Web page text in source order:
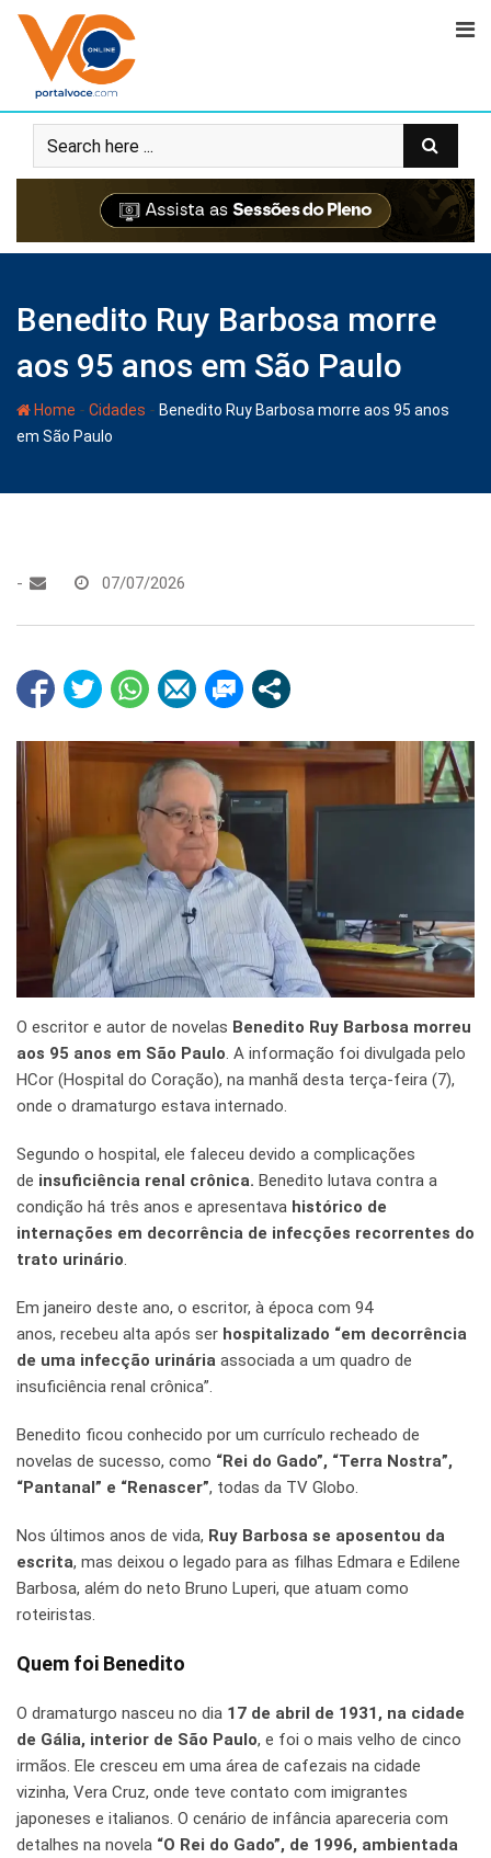
Benedito Ruy Barbosa morre
aos 95 anos em São Paulo
Home - Cidades - Benedito Ruy Barbosa morre aos 95 anos
em São Paulo
- 07/07/2026
O escritor e autor de novelas Benedito Ruy Barbosa morreu
aos 95 anos em São Paulo. A informação foi divulgada pelo
HCor (Hospital do Coração), na manhã desta terça-feira (7),
onde o dramaturgo estava internado.
Segundo o hospital, ele faleceu devido a complicações
de insuficiência renal crônica. Benedito lutava contra a
condição há três anos e apresentava histórico de
internações em decorrência de infecções recorrentes do
trato urinário.
Em janeiro deste ano, o escritor, à época com 94
anos, recebeu alta após ser hospitalizado “em decorrência
de uma infecção urinária associada a um quadro de
insuficiência renal crônica”.
Benedito ficou conhecido por um currículo recheado de
novelas de sucesso, como “Rei do Gado”, “Terra Nostra”,
“Pantanal” e “Renascer”, todas da TV Globo.
Nos últimos anos de vida, Ruy Barbosa se aposentou da
escrita, mas deixou o legado para as filhas Edmara e Edilene
Barbosa, além do neto Bruno Luperi, que atuam como
roteiristas.
Quem foi Benedito
O dramaturgo nasceu no dia 17 de abril de 1931, na cidade
de Gália, interior de São Paulo, e foi o mais velho de cinco
irmãos. Ele cresceu em uma área de cafezais na cidade
vizinha, Vera Cruz, onde teve contato com imigrantes
japoneses e italianos. O cenário de infância apareceria com
detalhes na novela “O Rei do Gado”, de 1996, ambientada